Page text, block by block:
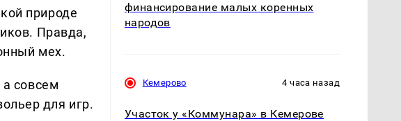
природе
Правда,
мех.
совсем
для игр.
финансирование малых коренных
народов
Кемерово 4 часа назад
Участок у «Коммунара» в Кемерове